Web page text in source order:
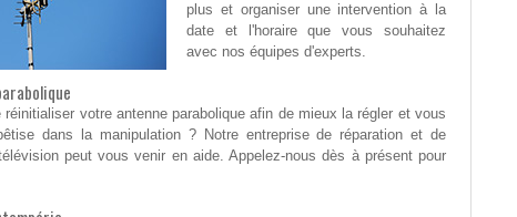
plus et organiser une intervention à la
date et l'horaire que vous souhaitez
avec nos équipes d'experts.
votre antenne parabolique afin de mieux la régler et vous
dans la manipulation ? Notre entreprise de réparation et de
peut vous venir en aide. Appelez-nous dès à présent pour